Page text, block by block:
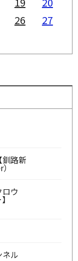
26
27
路新
）
ロウ
ル